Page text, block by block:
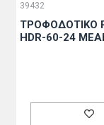
39432
ΤΡΟΦΟΔΟΤΙΚΟ
HDR-60-24